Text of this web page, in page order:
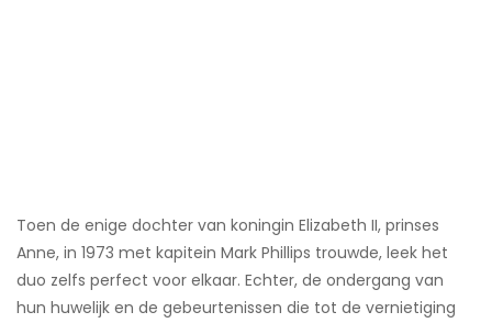
Toen de enige dochter van koningin Elizabeth II, prinses
Anne, in 1973 met kapitein Mark Phillips trouwde, leek het
duo zelfs perfect voor elkaar. Echter, de ondergang van
hun huwelijk en de gebeurtenissen die tot de vernietiging